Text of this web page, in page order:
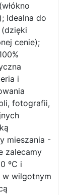
Idealna do
cenie);
i
fotografii,
mieszania -
zalecamy
ºC i
w wilgotnym